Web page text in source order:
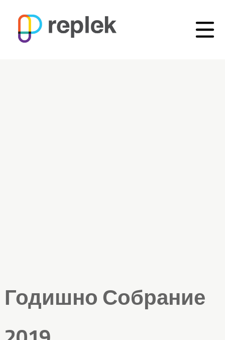
Годишно Собрание